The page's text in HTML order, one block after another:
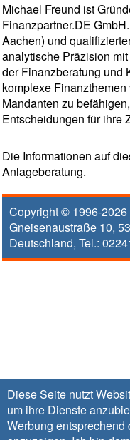
Diese Seite nutzt
um ihre Dienste
Werbung entsprechend
Michael Freund ist
Finanzpartner.DE
Aachen) und
analytische Präzision
der Finanzberatung und
komplexe
Mandanten zu
Entscheidungen für ihre
Die Informationen auf
Anlageberatung.
Copyright © 1996-2026
Gneisenaustraße 10,
Deutschland, Tel.: